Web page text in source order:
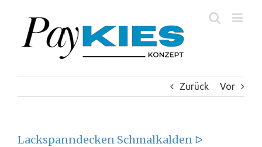
springen
Zurück Vor
Lackspanndecken Schmalkalden ᐅ